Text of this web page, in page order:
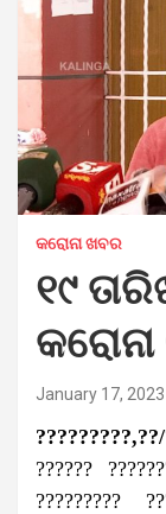
କରୋନା ଖବର
୧୯
January 17, 2023
??????
?????????